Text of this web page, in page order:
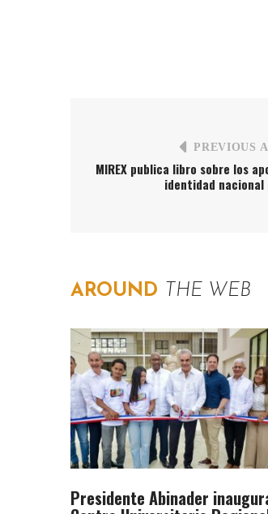
PREVIOUS
MIREX publica libro sobre los
identidad nacional
AROUND THE WEB
Presidente Abinader